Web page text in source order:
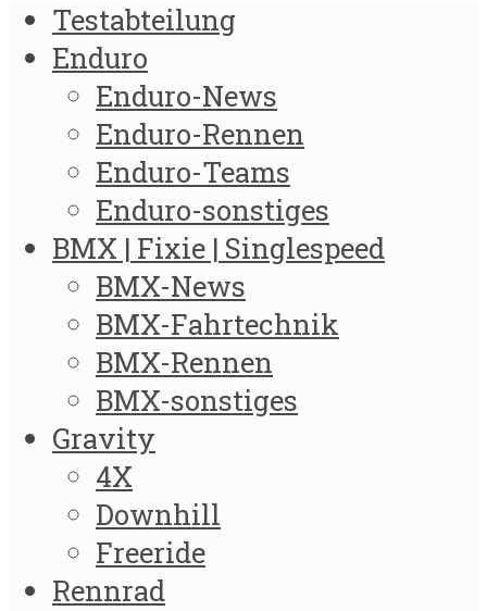
Testabteilung
Enduro
Enduro-News
Enduro-Rennen
Enduro-Teams
Enduro-sonstiges
BMX | Fixie | Singlespeed
BMX-News
BMX-Fahrtechnik
BMX-Rennen
BMX-sonstiges
Gravity
4X
Downhill
Freeride
Rennrad